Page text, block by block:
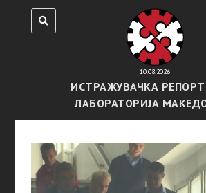
10.08.2026
ИСТРАЖУВАЧКА
ЛАБОРАТОРИЈА